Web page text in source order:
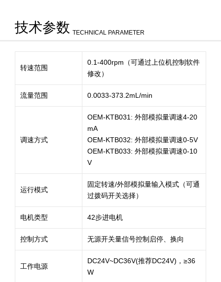
技术参数 TECHNICAL PARAMETER
转速范围
0.1-400rpm（可通过上位机控制软件
修改）
流量范围 0.0033-373.2mL/min
调速方式
OEM-KTB031: 外部模拟量调速4-20
mA
OEM-KTB032: 外部模拟量调速0-5V
OEM-KTB033: 外部模拟量调速0-10
V
运行模式
固定转速/外部模拟量输入模式（可通
过拨码开关选择）
电机类型 42步进电机
控制方式 无源开关量信号控制启停、换向
工作电源
DC24V~DC36V(推荐DC24V)，≥36
W